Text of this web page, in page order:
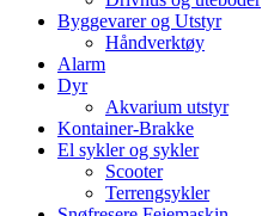
Byggevarer og Utstyr
Håndverktøy
Alarm
Dyr
Akvarium utstyr
Kontainer-Brakke
El sykler og sykler
Scooter
Terrengsykler